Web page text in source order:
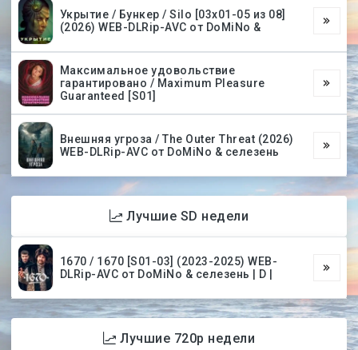
Укрытие / Бункер / Silo [03х01-05 из 08]
(2026) WEB-DLRip-AVC от DoMiNo &
Максимальное удовольствие
гарантировано / Maximum Pleasure
Guaranteed [S01]
Внешняя угроза / The Outer Threat (2026)
WEB-DLRip-AVC от DoMiNo & селезень
Лучшие SD недели
1670 / 1670 [S01-03] (2023-2025) WEB-
DLRip-AVC от DoMiNo & селезень | D |
Лучшие 720p недели